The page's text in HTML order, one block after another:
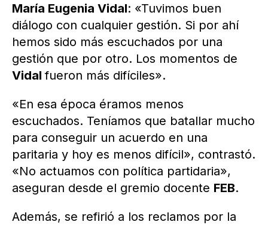
María Eugenia Vidal: «Tuvimos buen
diálogo con cualquier gestión. Si por ahí
hemos sido más escuchados por una
gestión que por otro. Los momentos de
Vidalfueron más difíciles».
«En esa época éramos menos
escuchados. Teníamos que batallar mucho
para conseguir un acuerdo en una
paritaria y hoy es menos difícil», contrastó.
«No actuamos con política partidaria»,
aseguran desde el gremio docente FEB.
Además, se refirió a los reclamos por la